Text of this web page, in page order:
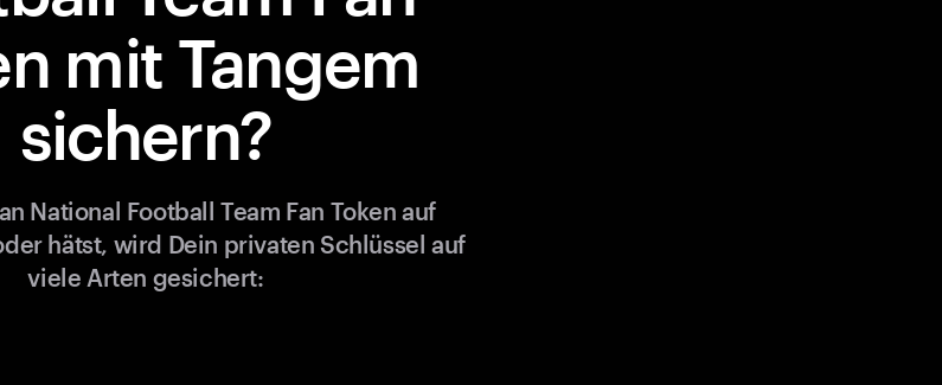
mit Tangem
sichern?
National Football Team Fan Token auf
hätst, wird Dein privaten Schlüssel auf
viele Arten gesichert: